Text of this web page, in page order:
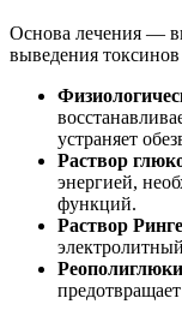
Основа лечения —
выведения
устраняет
Раствор
энергией,
функций.
Раствор